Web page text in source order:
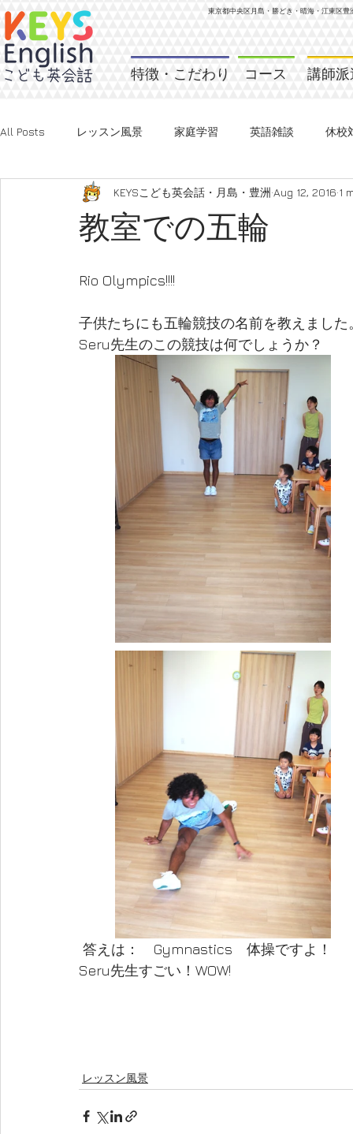
東京都中央区月島・勝どき・晴海・江東区豊
特徴・こだわり コース 講師派
All Posts レッスン風景 家庭学習 英語雑談 休校
教室での五輪
KEYSこども英会話・月島・豊洲 Aug 12, 2016 1
Rio Olympics!!!!
子供たちにも五輪競技の名前を教えました
Seru先生のこの競技は何でしょうか？
答えは：　Gymnastics　体操ですよ！
Seru先生すごい！WOW!
レッスン風景